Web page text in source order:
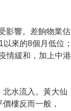
影響。差餉物業估
來的8個月低位；
情緩和，加上中港
北水流入。黃大仙
樓反而一般，